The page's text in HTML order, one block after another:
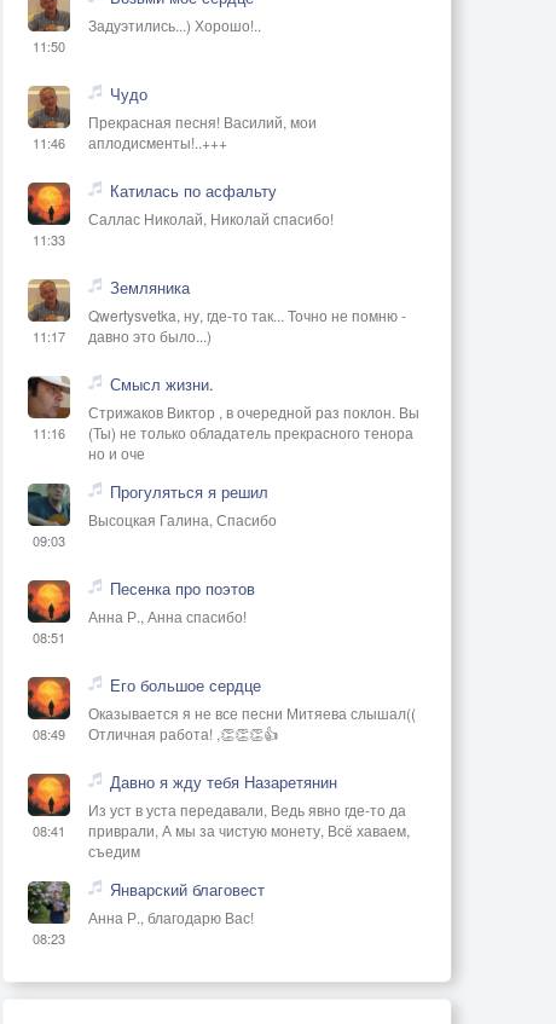
11:50
Задуэтились...) Хорошо!..
11:46
Чудо
Прекрасная песня! Василий, мои
аплодисменты!..+++
11:33
Катилась по асфальту
Саллас Николай, Николай спасибо!
11:17
Земляника
Qwertysvetka, ну, где-то так... Точно не помню -
давно это было...)
11:16
Смысл жизни.
Стрижаков Виктор , в очередной раз поклон. Вы
(Ты) не только обладатель прекрасного тенора
но и оче
09:03
Прогуляться я решил
Высоцкая Галина, Спасибо
08:51
Песенка про поэтов
Анна Р., Анна спасибо!
08:49
Его большое сердце
Оказывается я не все песни Митяева слышал((
Отличная работа! ,👏👏👏👍
08:41
Давно я жду тебя Назаретянин
Из уст в уста передавали, Ведь явно где-то да
приврали, А мы за чистую монету, Всё хаваем,
съедим
08:23
Январский благовест
Анна Р., благодарю Вас!